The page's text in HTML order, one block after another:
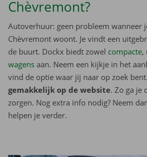
Chèvremont?
Autoverhuur: geen probleem wanneer
Chèvremont woont. Je vindt een
de buurt. Dockx biedt zowel compacte,
wagens aan. Neem een kijkje in het
vind de optie waar jij naar op zoek bent.
gemakkelijk op de website. Zo ga je
zorgen. Nog extra info nodig? Neem
helpen je verder.